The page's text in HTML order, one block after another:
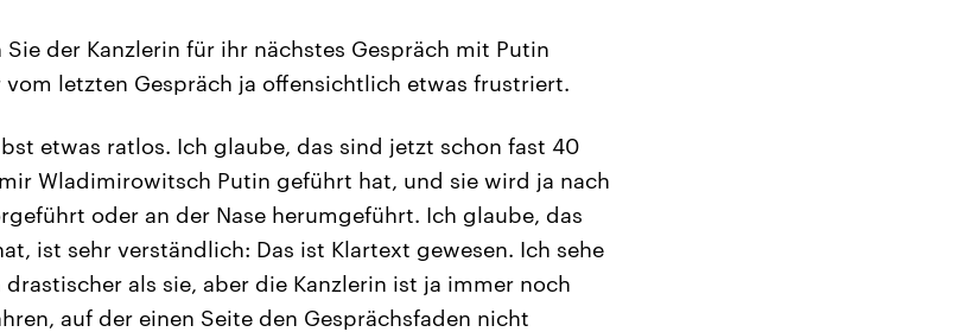
Sie der Kanzlerin für ihr nächstes Gespräch mit Putin
vom letzten Gespräch ja offensichtlich etwas frustriert.
etwas ratlos. Ich glaube, das sind jetzt schon fast 40
Wladimirowitsch Putin geführt hat, und sie wird ja nach
oder an der Nase herumgeführt. Ich glaube, das
ist sehr verständlich: Das ist Klartext gewesen. Ich sehe
als sie, aber die Kanzlerin ist ja immer noch
auf der einen Seite den Gesprächsfaden nicht